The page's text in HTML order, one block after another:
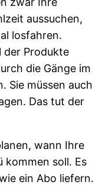
aussuchen,
losfahren.
der Produkte
die Gänge im
Sie müssen auch
Das tut der
wann Ihre
kommen soll. Es
ein Abo liefern.